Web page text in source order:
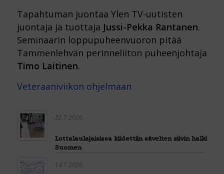
Tapahtuman juontaa Ylen TV-uutisten
juontaja ja tuottaja Jussi-Pekka Rantanen.
Seminaarin loppupuheenvuoron pitää
Tammenlehvän perinneliiton puheenjohtaja
Timo Laitinen.
Veteraaniviikon ohjelmaan
22.7.2026
Lottalaulajaisissa kiidettiin sävelten siivin halki
Suomen
14.7.2026